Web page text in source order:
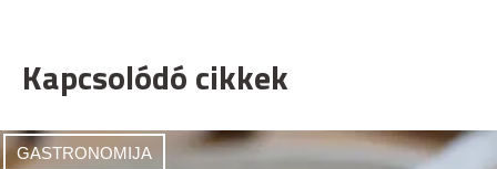
Kapcsolódó cikkek
GASTRONOMIJA